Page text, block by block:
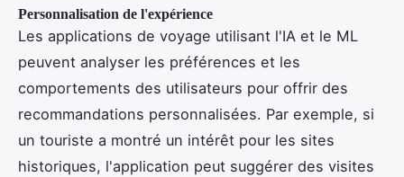
Personnalisation de l'expérience
Les applications de voyage utilisant l'IA et le ML
peuvent analyser les préférences et les
comportements des utilisateurs pour offrir des
recommandations personnalisées. Par exemple, si
un touriste a montré un intérêt pour les sites
historiques, l'application peut suggérer des visites